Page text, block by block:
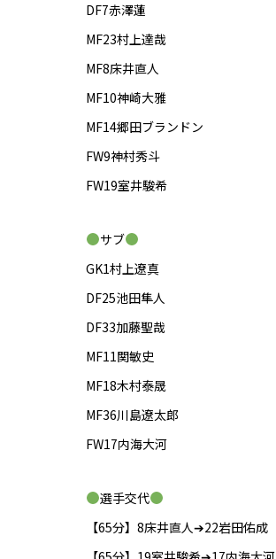
DF7赤澤蓮
MF23村上達哉
MF8床井直人
MF10神崎大雅
MF14郷田ブランドン
FW9神村秀斗
FW19室井駿希
サブ
GK1村上遼真
DF25池田隼人
DF33加藤聖哉
MF11関敏史
MF18木村泰晟
MF36川島遼太郎
FW17内海大河
選手交代
【65分】8床井直人➔22岩田佑成